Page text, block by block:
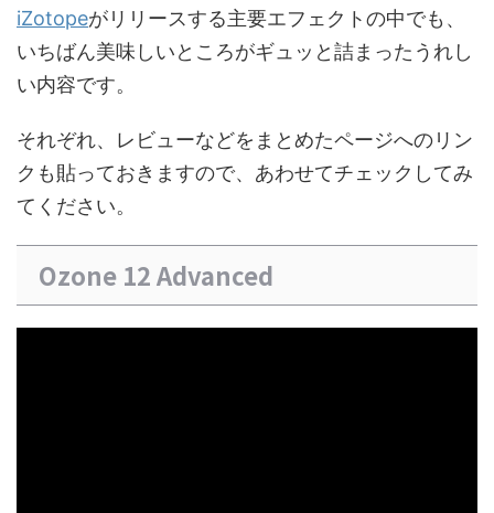
iZotopeがリリースする主要エフェクトの中でも、
いちばん美味しいところがギュッと詰まったうれし
い内容です。
それぞれ、レビューなどをまとめたページへのリン
クも貼っておきますので、あわせてチェックしてみ
てください。
Ozone 12 Advanced